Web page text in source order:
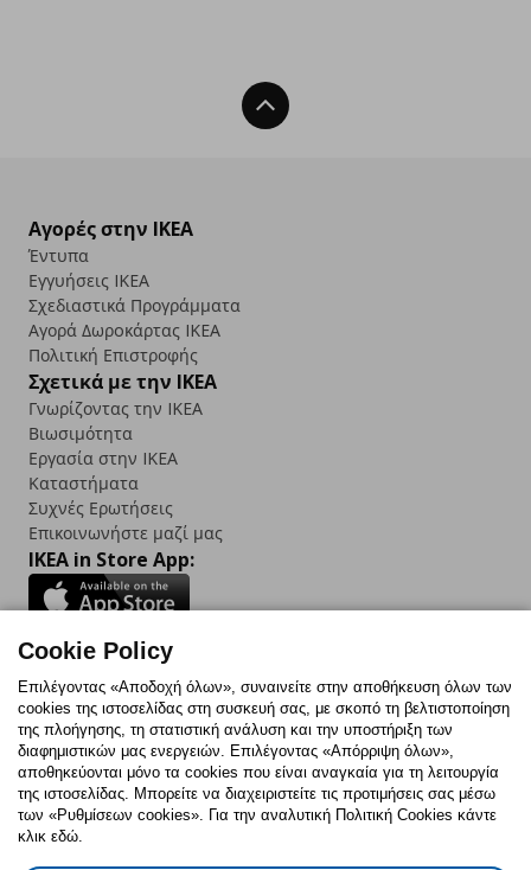
Back To Top
Αγορές στην IKEA
Έντυπα
Εγγυήσεις IKEA
Σχεδιαστικά Προγράμματα
Αγορά Δωρoκάρτας IKEA
Πολιτική Επιστροφής
Σχετικά με την IKEA
Γνωρίζοντας την IKEA
Βιωσιμότητα
Εργασία στην IKEA
Καταστήματα
Συχνές Ερωτήσεις
Επικοινωνήστε μαζί μας
IKEA in Store App:
Follow us:
FacebookInstagram
TikTokYoutubePinterestTwitter
Cookie Policy
Επιλέγοντας «Αποδοχή όλων», συναινείτε στην αποθήκευση όλων των
cookies της ιστοσελίδας στη συσκευή σας, με σκοπό τη βελτιστοποίηση
της πλοήγησης, τη στατιστική ανάλυση και την υποστήριξη των
διαφημιστικών μας ενεργειών. Επιλέγοντας «Απόρριψη όλων»,
αποθηκεύονται μόνο τα cookies που είναι αναγκαία για τη λειτουργία
της ιστοσελίδας. Μπορείτε να διαχειριστείτε τις προτιμήσεις σας μέσω
των «Ρυθμίσεων cookies». Για την αναλυτική Πολιτική Cookies κάντε
κλικ εδώ.